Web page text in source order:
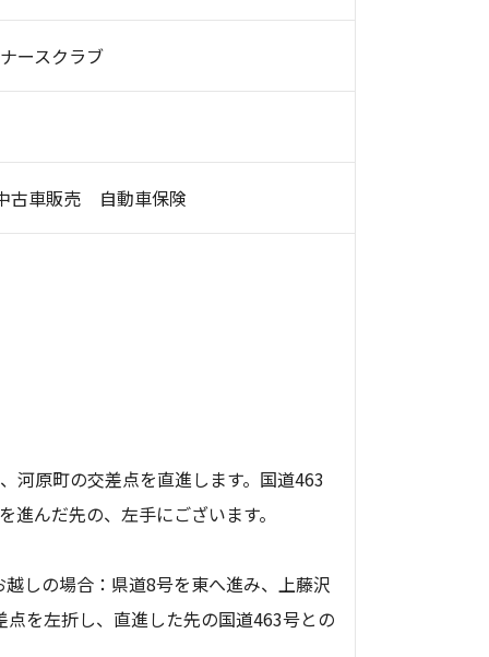
ースクラブ
古車販売 自動車保険
河原町の交差点を直進します。国道463
んだ先の、左手にございます。
しの場合：県道8号を東へ進み、上藤沢
を左折し、直進した先の国道463号との